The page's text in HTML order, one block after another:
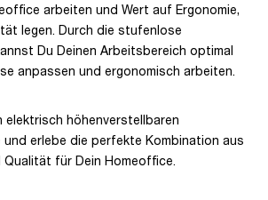
arbeiten und Wert auf Ergonomie,
legen. Durch die stufenlose
Du Deinen Arbeitsbereich optimal
anpassen und ergonomisch arbeiten.
elektrisch höhenverstellbaren
und erlebe die perfekte Kombination aus
Qualität für Dein Homeoffice.